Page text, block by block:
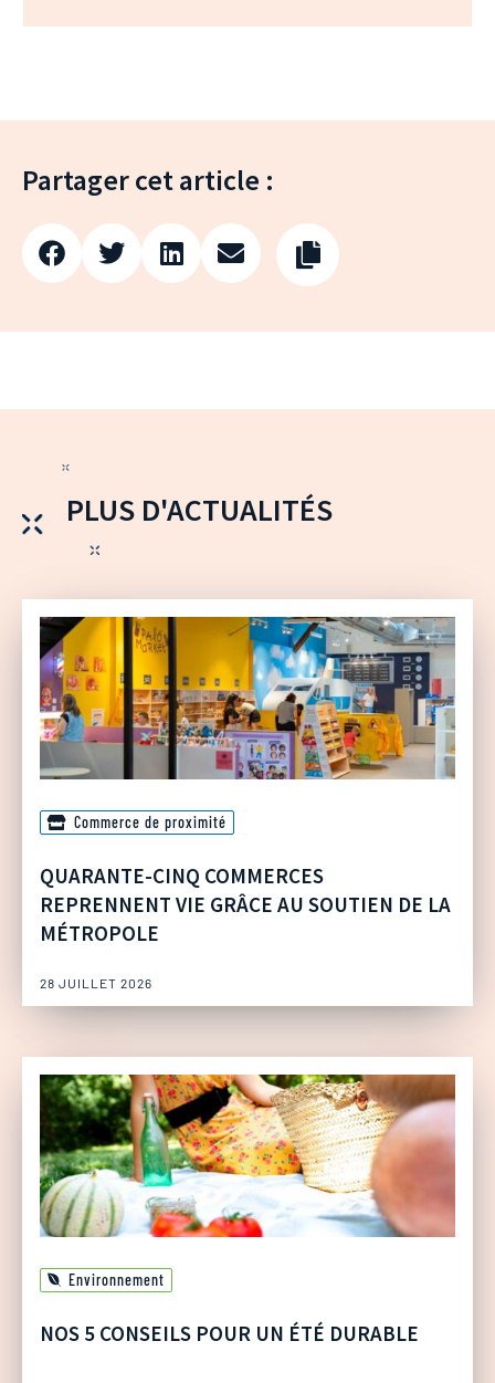
Partager cet article :
PLUS D'ACTUALITÉS
Commerce de proximité
QUARANTE-CINQ COMMERCES
REPRENNENT VIE GRÂCE AU SOUTIEN DE LA
MÉTROPOLE
28 JUILLET 2026
Environnement
NOS 5 CONSEILS POUR UN ÉTÉ DURABLE